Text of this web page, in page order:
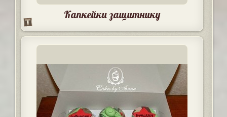
Капкейки защитнику